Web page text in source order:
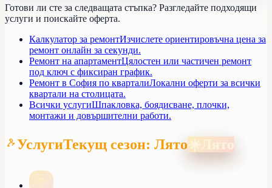
Готови ли сте за следващата стъпка? Разгледайте подходящи
услуги и поискайте оферта.
Калкулатор за ремонтИзчислете ориентировъчна цена за
ремонт онлайн за секунди.
Ремонт на апартаментЦялостен или частичен ремонт
под ключ с фиксиран график.
Ремонт в София по кварталиЛокални оферти за всички
квартали на столицата.
Всички услугиШпакловка, боядисване, плочки,
монтажи и довършителни работи.
УслугиТекущ сезон: Лято☀️Лято